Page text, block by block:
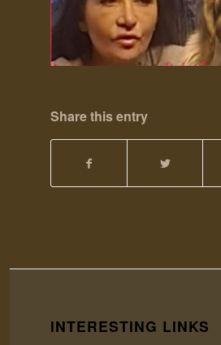
Share this entry
INTERESTING LINKS